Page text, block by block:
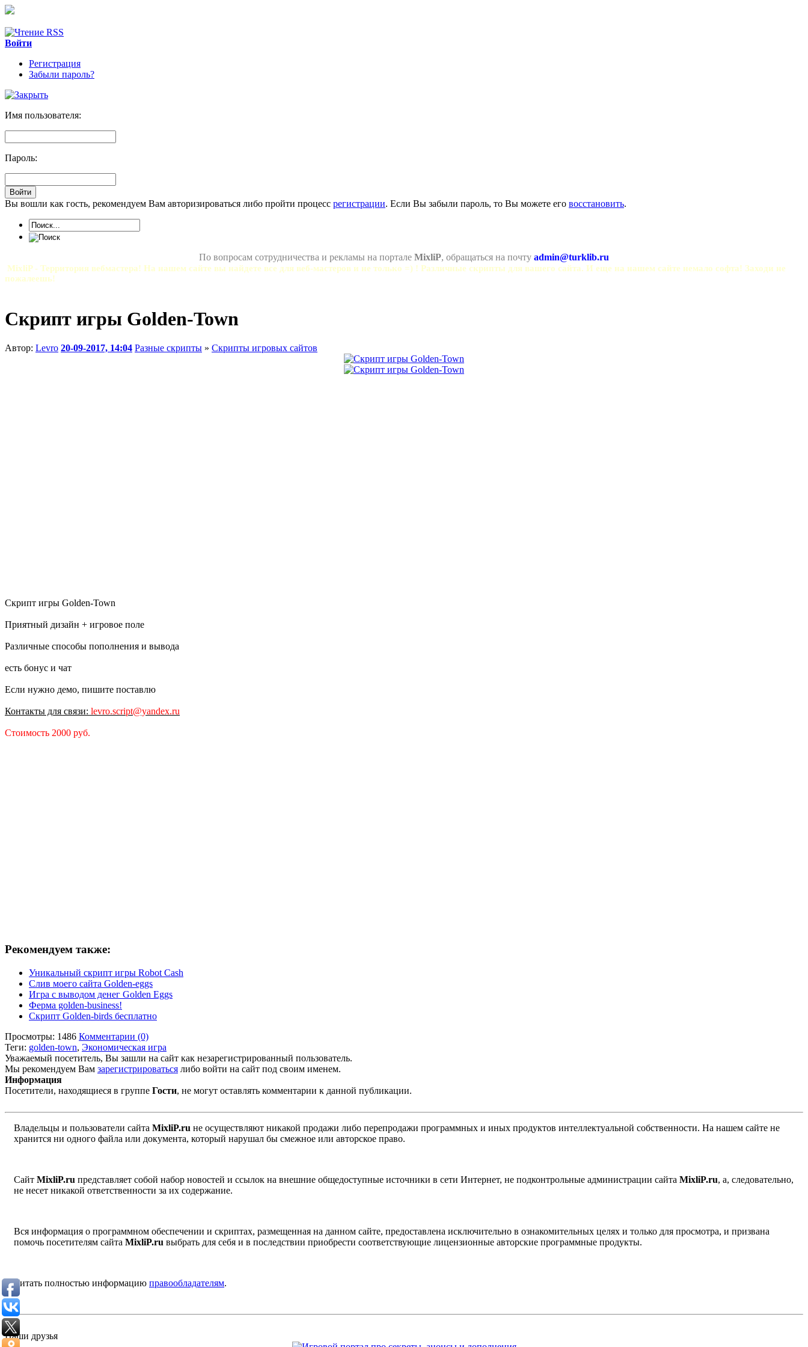
Войти
Регистрация
Забыли пароль?
Имя пользователя:
Пароль:
Вы вошли как гость, рекомендуем Вам авторизироваться либо пройти процесс регистрации. Если Вы забыли пароль, то Вы можете его восстановить.
По вопросам сотрудничества и рекламы на портале MixliP, обращаться на почту admin@turklib.ru
MixliP - Территория вебмастера! На нашем сайте вы найдете все для веб-мастеров и не только =) ! Различные скрипты для вашего сайта. И еще на нашем сайте немало софта! Заходи не
пожалеешь!
Скрипт игры Golden-Town
Автор: Levro 20-09-2017, 14:04 Разные скрипты » Скрипты игровых сайтов
Скрипт игры Golden-Town
Приятный дизайн + игровое поле
Различные способы пополнения и вывода
есть бонус и чат
Если нужно демо, пишите поставлю
Контакты для связи: levro.script@yandex.ru
Стоимость 2000 руб.
Рекомендуем также:
Уникальный скрипт игры Robot Cash
Слив моего сайта Golden-eggs
Игра с выводом денег Golden Eggs
Ферма golden-business!
Скрипт Golden-birds бесплатно
Просмотры: 1486 Комментарии (0)
Теги: golden-town, Экономическая игра
Уважаемый посетитель, Вы зашли на сайт как незарегистрированный пользователь.
Мы рекомендуем Вам зарегистрироваться либо войти на сайт под своим именем.
Информация
Посетители, находящиеся в группе Гости, не могут оставлять комментарии к данной публикации.
Владельцы и пользователи сайта MixliP.ru не осуществляют никакой продажи либо перепродажи программных и иных продуктов интеллектуальной собственности. На нашем сайте не
хранится ни одного файла или документа, который нарушал бы смежное или авторское право.
Сайт MixliP.ru представляет собой набор новостей и ссылок на внешние общедоступные источники в сети Интернет, не подконтрольные администрации сайта MixliP.ru, а, следовательно,
не несет никакой ответственности за их содержание.
Вся информация о программном обеспечении и скриптах, размещенная на данном сайте, предоставлена исключительно в ознакомительных целях и только для просмотра, и призвана
помочь посетителям сайта MixliP.ru выбрать для себя и в последствии приобрести соответствующие лицензионные авторские программные продукты.
Читать полностью информацию правообладателям.
Наши друзья